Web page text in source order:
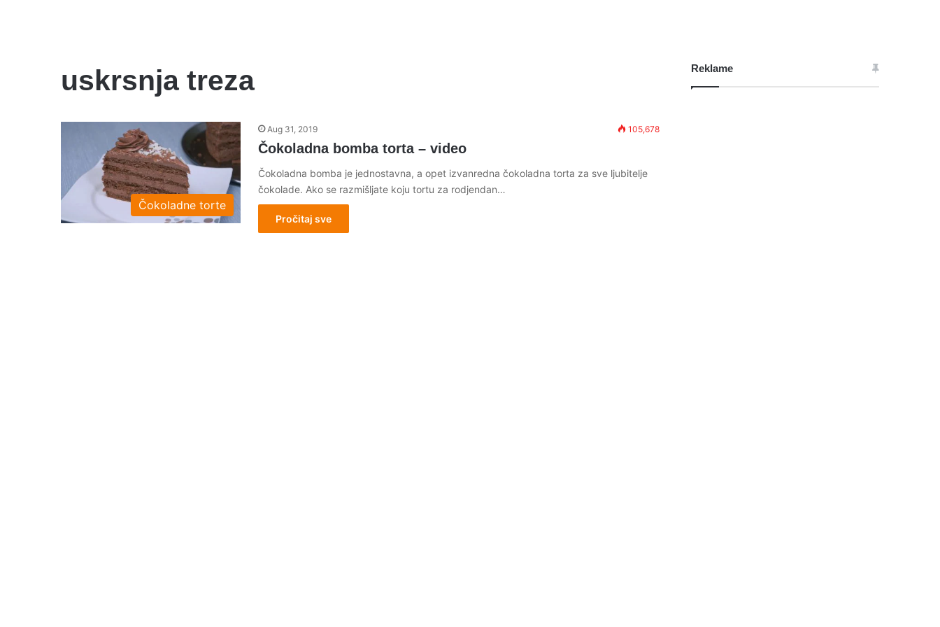
uskrsnja treza
Čokoladne torte
Aug 31, 2019 105,678
Čokoladna bomba torta – video
Čokoladna bomba je jednostavna, a opet izvanredna čokoladna torta za sve ljubitelje
čokolade. Ako se razmišljate koju tortu za rodjendan…
Pročitaj sve
Reklame